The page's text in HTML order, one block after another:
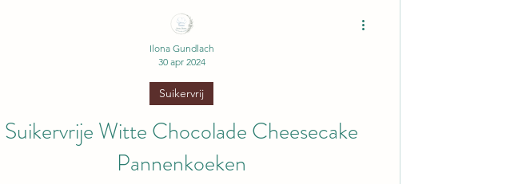
Suikervrije Witte Chocolade Cheesecake
Pannenkoeken
Suikervrij
Ilona Gundlach
30 apr 2024